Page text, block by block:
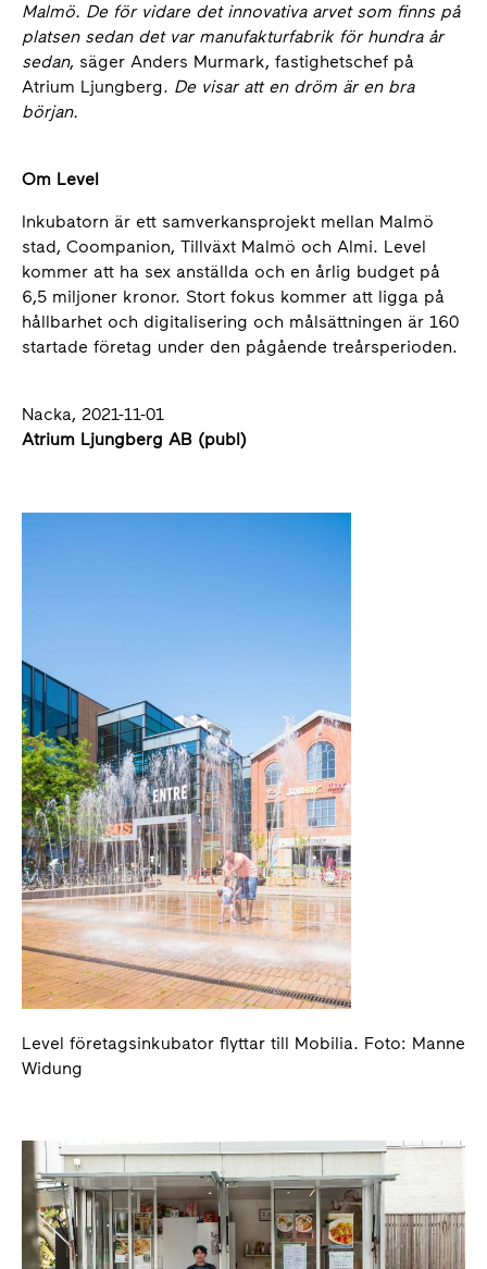
Malmö. De för vidare det innovativa arvet som finns på
platsen sedan det var manufakturfabrik för hundra år
sedan, säger Anders Murmark, fastighetschef på
Atrium Ljungberg. De visar att en dröm är en bra
början.
Om Level
Inkubatorn är ett samverkansprojekt mellan Malmö
stad, Coompanion, Tillväxt Malmö och Almi. Level
kommer att ha sex anställda och en årlig budget på
6,5 miljoner kronor. Stort fokus kommer att ligga på
hållbarhet och digitalisering och målsättningen är 160
startade företag under den pågående treårsperioden.
Nacka, 2021-11-01
Atrium Ljungberg AB (publ)
Level företagsinkubator flyttar till Mobilia. Foto: Manne
Widung